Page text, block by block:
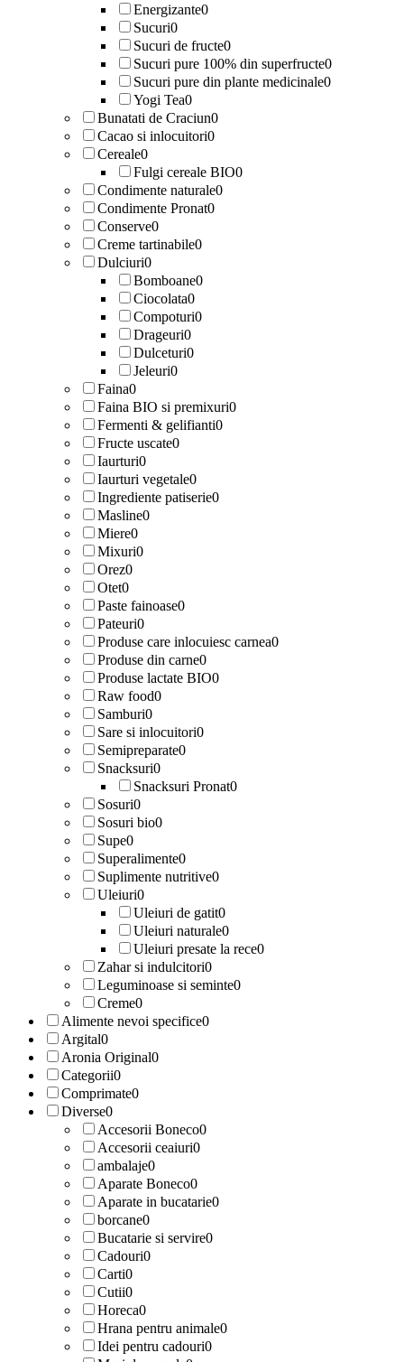
Energizante0
Sucuri0
Sucuri de fructe0
Sucuri pure 100% din superfructe0
Sucuri pure din plante medicinale0
Yogi Tea0
Bunatati de Craciun0
Cacao si inlocuitori0
Cereale0
Fulgi cereale BIO0
Condimente naturale0
Condimente Pronat0
Conserve0
Creme tartinabile0
Dulciuri0
Bomboane0
Ciocolata0
Compoturi0
Drageuri0
Dulceturi0
Jeleuri0
Faina0
Faina BIO si premixuri0
Fermenti & gelifianti0
Fructe uscate0
Iaurturi0
Iaurturi vegetale0
Ingrediente patiserie0
Masline0
Miere0
Mixuri0
Orez0
Otet0
Paste fainoase0
Pateuri0
Produse care inlocuiesc carnea0
Produse din carne0
Produse lactate BIO0
Raw food0
Samburi0
Sare si inlocuitori0
Semipreparate0
Snacksuri0
Snacksuri Pronat0
Sosuri0
Sosuri bio0
Supe0
Superalimente0
Suplimente nutritive0
Uleiuri0
Uleiuri de gatit0
Uleiuri naturale0
Uleiuri presate la rece0
Zahar si indulcitori0
Leguminoase si seminte0
Creme0
Alimente nevoi specifice0
Argital0
Aronia Original0
Categorii0
Comprimate0
Diverse0
Accesorii Boneco0
Accesorii ceaiuri0
ambalaje0
Aparate Boneco0
Aparate in bucatarie0
borcane0
Bucatarie si servire0
Cadouri0
Carti0
Cutii0
Horeca0
Hrana pentru animale0
Idei pentru cadouri0